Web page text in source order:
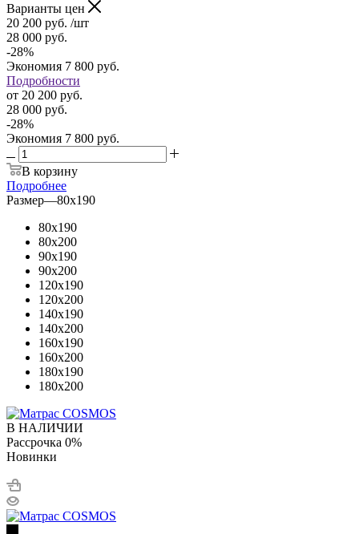
Варианты цен
20 200 руб. /шт
28 000 руб.
-28%
Экономия 7 800 руб.
Подробности
от 20 200 руб.
28 000 руб.
-28%
Экономия 7 800 руб.
В корзину
Подробнее
Размер—80x190
80x190
80x200
90x190
90x200
120x190
120x200
140x190
140x200
160x190
160x200
180x190
180x200
В НАЛИЧИИ
Рассрочка 0%
Новинки